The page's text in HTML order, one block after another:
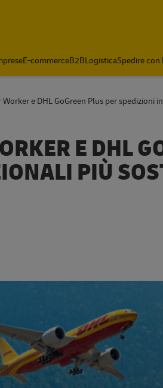
E-commerceB2BLogisticaSpedire con
Worker e DHL GoGreen Plus per spedizioni
E DHL
PIÙ